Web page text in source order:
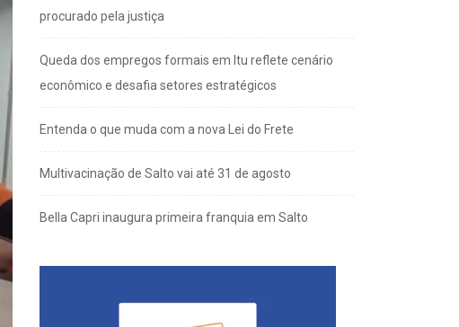
procurado pela justiça
Queda dos empregos formais em Itu reflete cenário
econômico e desafia setores estratégicos
Entenda o que muda com a nova Lei do Frete
Multivacinação de Salto vai até 31 de agosto
Bella Capri inaugura primeira franquia em Salto